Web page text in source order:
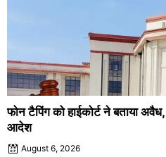
फोन टैपिंग को हाईकोर्ट ने बताया
आदेश
August 6, 2026